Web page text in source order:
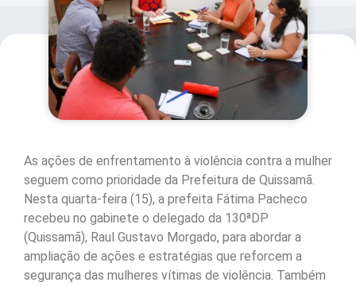
As ações de enfrentamento à violência contra a mulher
seguem como prioridade da Prefeitura de Quissamã.
Nesta quarta-feira (15), a prefeita Fátima Pacheco
recebeu no gabinete o delegado da 130ªDP
(Quissamã), Raul Gustavo Morgado, para abordar a
ampliação de ações e estratégias que reforcem a
segurança das mulheres vítimas de violência. Também